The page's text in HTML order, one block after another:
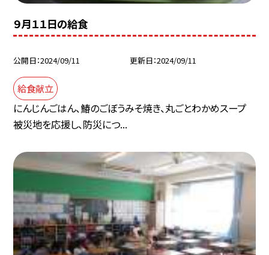
９月１１日の給食
公開日 2024/09/11 更新日 2024/09/11
給食献立
にんじんごはん、鰆のごぼうみそ焼き、丸ごとわかめスープ
被災地を応援し、防災につ...